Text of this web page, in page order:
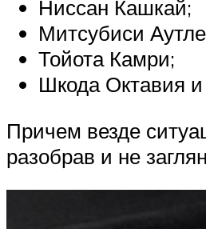
Ниссан Кашкай;
Митсубиси
Тойота Камри;
Шкода Октавия и
Причем везде
разобрав и не